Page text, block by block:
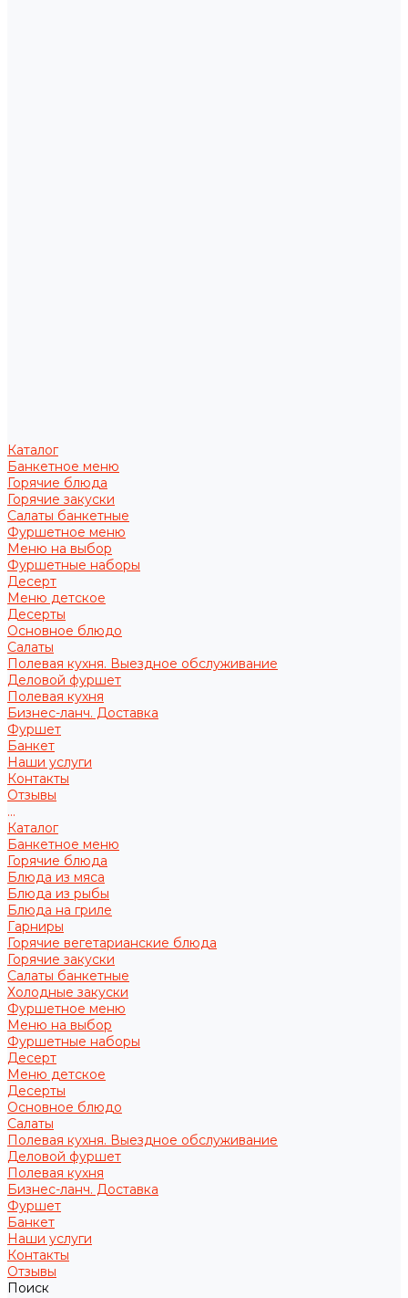
Каталог
Банкетное меню
Горячие блюда
Горячие закуски
Салаты банкетные
Фуршетное меню
Меню на выбор
Фуршетные наборы
Десерт
Меню детское
Десерты
Основное блюдо
Салаты
Полевая кухня. Выездное обслуживание
Деловой фуршет
Полевая кухня
Бизнес-ланч. Доставка
Фуршет
Банкет
Наши услуги
Контакты
Отзывы
...
Каталог
Банкетное меню
Горячие блюда
Блюда из мяса
Блюда из рыбы
Блюда на гриле
Гарниры
Горячие вегетарианские блюда
Горячие закуски
Салаты банкетные
Холодные закуски
Фуршетное меню
Меню на выбор
Фуршетные наборы
Десерт
Меню детское
Десерты
Основное блюдо
Салаты
Полевая кухня. Выездное обслуживание
Деловой фуршет
Полевая кухня
Бизнес-ланч. Доставка
Фуршет
Банкет
Наши услуги
Контакты
Отзывы
Поиск